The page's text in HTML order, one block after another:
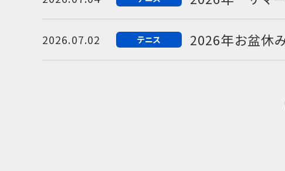
2026.07.02 テニス 2026年お盆休